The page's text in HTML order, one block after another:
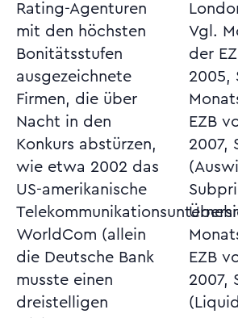
Rating-Agenturen
mit den höchsten
Bonitätsstufen
ausgezeichnete
Firmen, die über
Nacht in den
Konkurs abstürzen,
wie etwa 2002 das
US-amerikanische
WorldCom (allein
die Deutsche Bank
musste einen
dreistelligen
Londoner Verfahren.
Vgl. Monatsbericht
der EZB vom Mai
2005, S. 94 f.,
Monatsbericht der
EZB vom November
2007, S. 18 ff.
(Auswirkungen der
Subprime-Krise;
Monatsbericht der
EZB vom Dezember
2007, S. 32 ff.
(Liquiditätssteuerung